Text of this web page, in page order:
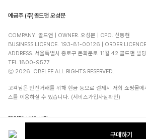
구매하기
예금주 (주)골드앤 오성문
COMPANY. 골드앤 | OWNER. 오성문 | CPO. 신동현
BUSINESS LICENCE. 193-81-00126 | ORDER
ADDRESS. 서울특별시 종로구 돈화문로 11길 42 골드앤 빌
TEL.1800-9577
ⓒ 2026. OBELEE ALL RIGHTS RESERVED.
고객님은 안전거래를 위해 현금 등으로 결제시 저희 쇼핑몰
스를 이용하실 수 있습니다. (서비스가입사실확인)
개인정보처리방침